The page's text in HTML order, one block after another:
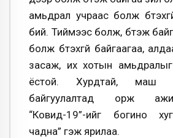
амьдрал учраас болж
бий. Тиймээс болж, бүтэж
болж бүтэхгүй байгаагаа,
засаж, их хотын
ёстой. Хурдтай, маш
байгуулалтад орж
“Ковид-19”-ийг богино
чадна” гэж ярилаа.